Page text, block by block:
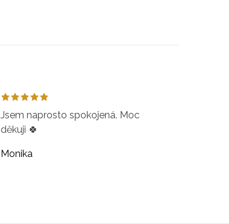
Jsem naprosto spokojená. Moc
děkuji 🍀
Monika